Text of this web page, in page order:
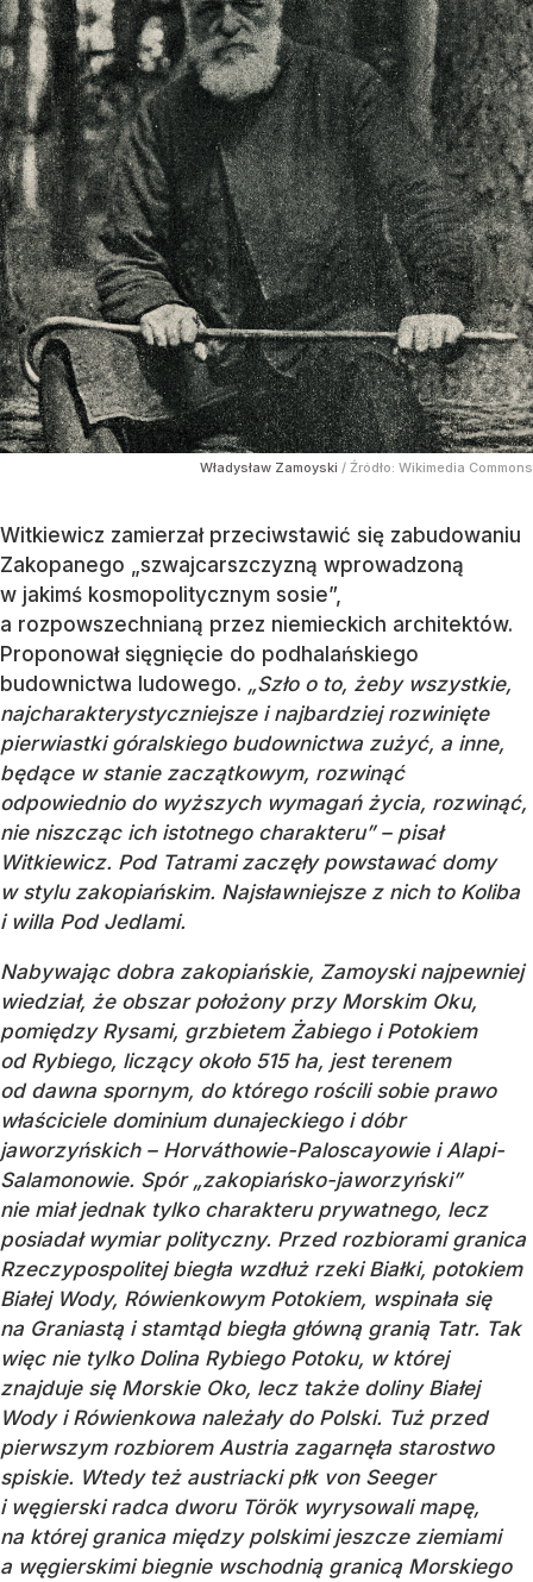
Władysław Zamoyski / Źródło: Wikimedia Commons
Witkiewicz zamierzał przeciwstawić się zabudowaniu
Zakopanego „szwajcarszczyzną wprowadzoną
w jakimś kosmopolitycznym sosie”,
a rozpowszechnianą przez niemieckich architektów.
Proponował sięgnięcie do podhalańskiego
budownictwa ludowego. „Szło o to, żeby wszystkie,
najcharakterystyczniejsze i najbardziej rozwinięte
pierwiastki góralskiego budownictwa zużyć, a inne,
będące w stanie zaczątkowym, rozwinąć
odpowiednio do wyższych wymagań życia, rozwinąć,
nie niszcząc ich istotnego charakteru” – pisał
Witkiewicz. Pod Tatrami zaczęły powstawać domy
w stylu zakopiańskim. Najsławniejsze z nich to Koliba
i willa Pod Jedlami.
Nabywając dobra zakopiańskie, Zamoyski najpewniej
wiedział, że obszar położony przy Morskim Oku,
pomiędzy Rysami, grzbietem Żabiego i Potokiem
od Rybiego, liczący około 515 ha, jest terenem
od dawna spornym, do którego rościli sobie prawo
właściciele dominium dunajeckiego i dóbr
jaworzyńskich – Horváthowie-Paloscayowie i Alapi-
Salamonowie. Spór „zakopiańsko-jaworzyński”
nie miał jednak tylko charakteru prywatnego, lecz
posiadał wymiar polityczny. Przed rozbiorami granica
Rzeczypospolitej biegła wzdłuż rzeki Białki, potokiem
Białej Wody, Rówienkowym Potokiem, wspinała się
na Graniastą i stamtąd biegła główną granią Tatr. Tak
więc nie tylko Dolina Rybiego Potoku, w której
znajduje się Morskie Oko, lecz także doliny Białej
Wody i Rówienkowa należały do Polski. Tuż przed
pierwszym rozbiorem Austria zagarnęła starostwo
spiskie. Wtedy też austriacki płk von Seeger
i węgierski radca dworu Török wyrysowali mapę,
na której granica między polskimi jeszcze ziemiami
a węgierskimi biegnie wschodnią granicą Morskiego